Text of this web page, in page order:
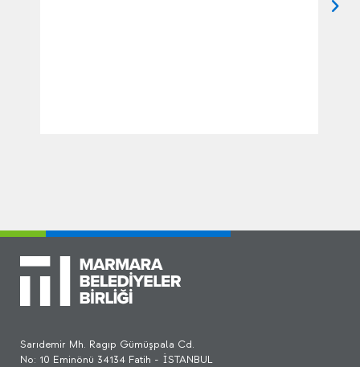
Sarıdemir Mh. Ragıp Gümüşpala Cd.
No: 10 Eminönü 34134 Fatih - İSTANBUL